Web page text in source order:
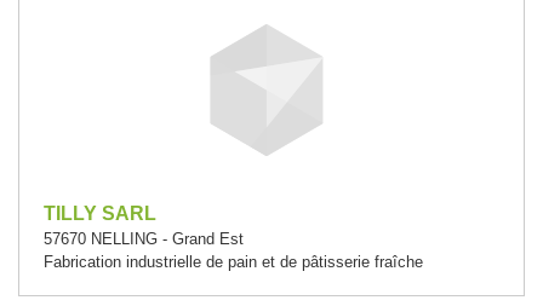
TILLY SARL
57670 NELLING - Grand Est
Fabrication industrielle de pain et de pâtisserie fraîche